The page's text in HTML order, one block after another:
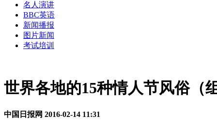
名人演讲
BBC英语
新闻播报
图片新闻
考试培训
世界各地的15种情人节风俗（
中国日报网 2016-02-14 11:31